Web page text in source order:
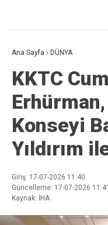
Ana Sayfa › DÜNYA
KKTC
Konseyi
Yıldırım
Giriş: 17-07-2026 11:40
Güncelleme: 17-07-2026 11:41
Kaynak: İHA